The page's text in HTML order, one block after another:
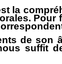
la
Pour
de son
suffit